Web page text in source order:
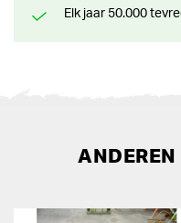
Elk jaar 50.000
ANDEREN